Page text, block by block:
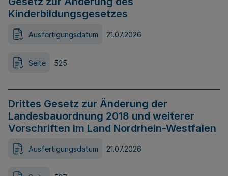
Kinderbildungsgesetzes
Ausfertigungsdatum 21.07.2026
Seite 525
Drittes Gesetz zur Änderung der
Landesbauordnung 2018 und weiterer
Vorschriften im Land Nordrhein-Westfalen
Ausfertigungsdatum 21.07.2026